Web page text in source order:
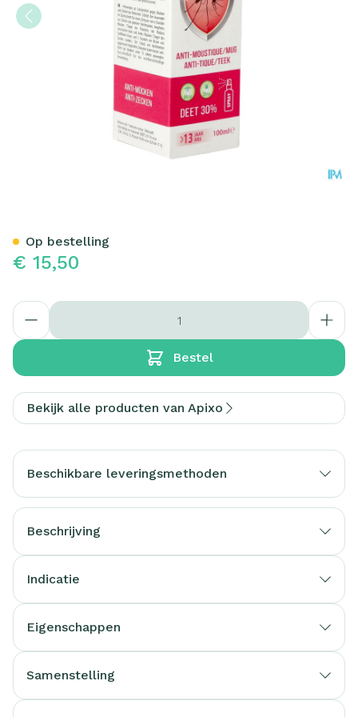
€ 15,50
Aantal
Bestel
Op bestelling
Bekijk alle producten van Apixo
Beschikbare leveringsmethoden
Beschrijving
Indicatie
Eigenschappen
Samenstelling